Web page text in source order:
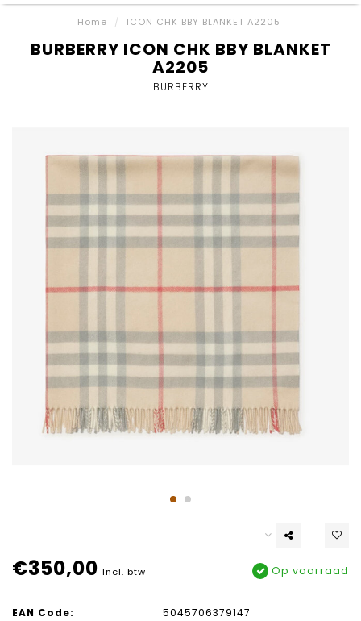
Home / ICON CHK BBY BLANKET A2205
BURBERRY ICON CHK BBY BLANKET
A2205
BURBERRY
€350,00 Incl. btw Op voorraad
EAN Code:
5045706379147